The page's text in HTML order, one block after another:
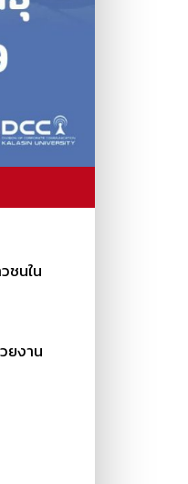
ชนใน
ยงาน